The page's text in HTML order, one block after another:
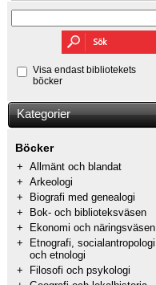
Visa endast bibliotekets
böcker
Kategorier
Böcker
+ Allmänt och blandat
+ Arkeologi
+
Biografi med genealogi
+
Bok- och biblioteksväsen
+
Ekonomi och näringsväsen
+
Etnografi, socialantropologi
och etnologi
+
Filosofi och psykologi